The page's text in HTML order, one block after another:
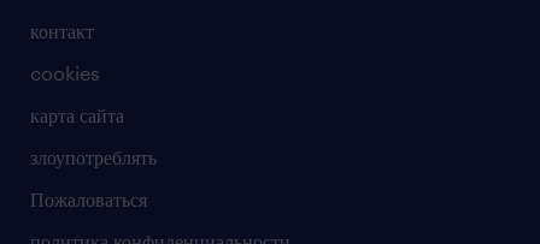
контакт
cookies
карта сайта
злоупотреблять
Пожаловаться